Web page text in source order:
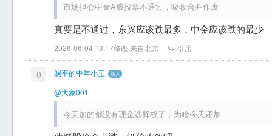
市场担心中金A股投票不通过，吸收合并作废
真要是不通过，东兴应该跌最多，中金应该跌的最少
2026-06-04 13:17修改 来自北京 引用
0
躺平的中年小王
@大象001
今天加的都没有现金选择权了，为啥今天还加